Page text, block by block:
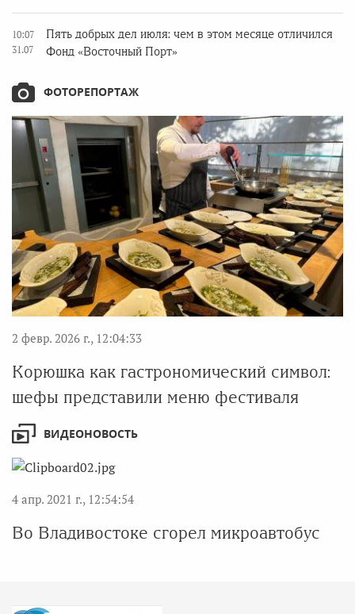
10:07
31.07
Пять добрых дел июля: чем в этом месяце отличился
Фонд «Восточный Порт»
ФОТОРЕПОРТАЖ
2 февр. 2026 г., 12:04:33
Корюшка как гастрономический символ:
шефы представили меню фестиваля
ВИДЕОНОВОСТЬ
4 апр. 2021 г., 12:54:54
Во Владивостоке сгорел микроавтобус